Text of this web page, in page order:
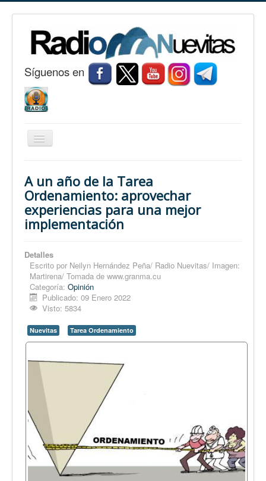
Síguenos en
Cambiar
Nuevitas
Noticias
Conozca Nuevitas
Opinión
En audio
Medio Ambiente
Ciencia, tecnología y curiosidades
Inglés
Desempolvando la historia
A un año de la Tarea
Ordenamiento: aprovechar
experiencias para una mejor
implementación
Detalles
Escrito por Neilyn Hernández Peña/ Radio Nuevitas/ Imagen:
Martirena/ Tomada de www.granma.cu
Categoría: Opinión
Publicado: 09 Enero 2022
Visto: 5834
Nuevitas Tarea Ordenamiento